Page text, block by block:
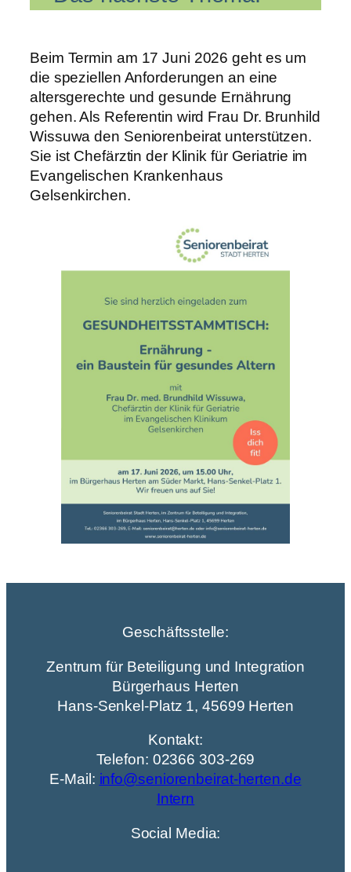
Beim Termin am 17 Juni 2026 geht es um
die speziellen Anforderungen an eine
altersgerechte und gesunde Ernährung
gehen. Als Referentin wird Frau Dr. Brunhild
Wissuwa den Seniorenbeirat unterstützen.
Sie ist Chefärztin der Klinik für Geriatrie im
Evangelischen Krankenhaus
Gelsenkirchen.
Geschäftsstelle:
Zentrum für Beteiligung und Integration
Bürgerhaus Herten
Hans-Senkel-Platz 1, 45699 Herten
Kontakt:
Telefon: 02366 303-269
E-Mail: info@seniorenbeirat-herten.de
Intern
Social Media: